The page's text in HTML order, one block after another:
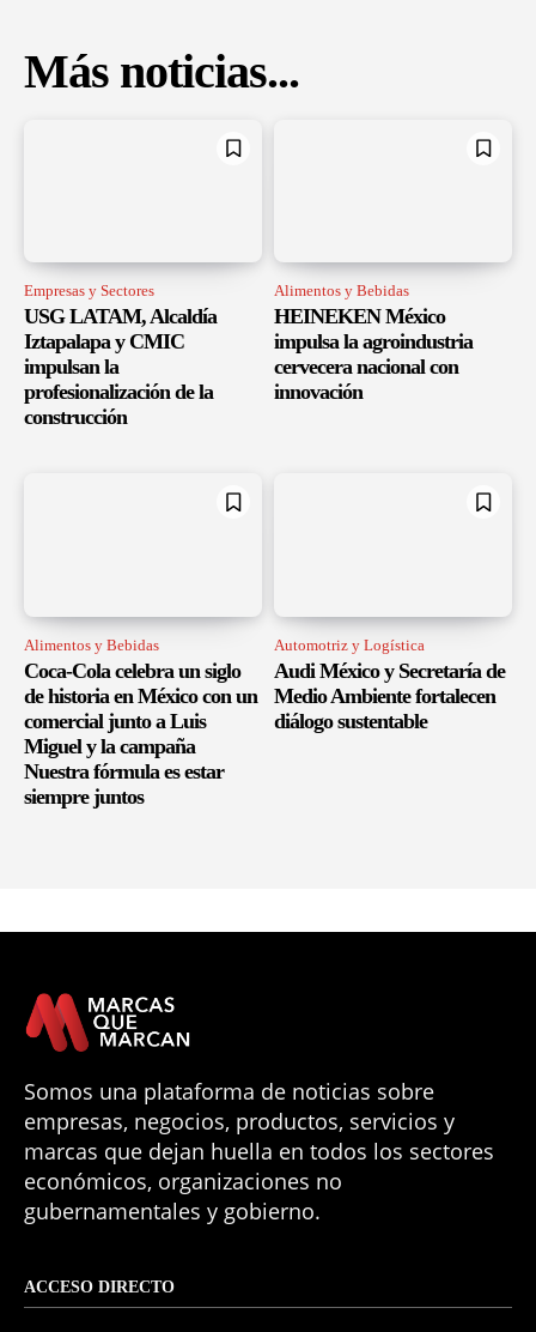
Más noticias...
Empresas y Sectores
USG LATAM, Alcaldía
Iztapalapa y CMIC
impulsan la
profesionalización de la
construcción
Alimentos y Bebidas
HEINEKEN México
impulsa la agroindustria
cervecera nacional con
innovación
Alimentos y Bebidas
Coca-Cola celebra un siglo
de historia en México con un
comercial junto a Luis
Miguel y la campaña
Nuestra fórmula es estar
siempre juntos
Automotriz y Logística
Audi México y Secretaría de
Medio Ambiente fortalecen
diálogo sustentable
Somos una plataforma de noticias sobre
empresas, negocios, productos, servicios y
marcas que dejan huella en todos los sectores
económicos, organizaciones no
gubernamentales y gobierno.
ACCESO DIRECTO